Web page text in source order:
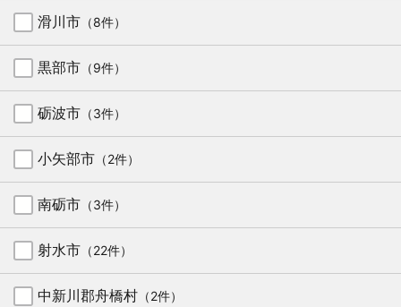
滑川市 （8件）
黒部市 （9件）
砺波市 （3件）
小矢部市 （2件）
南砺市 （3件）
射水市 （22件）
中新川郡舟橋村 （2件）